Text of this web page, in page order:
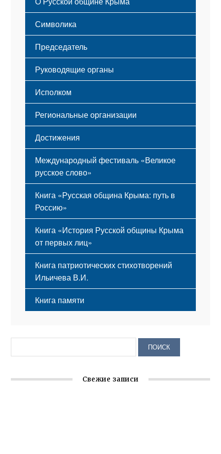
Этапы становления
Принципы деятельности
Структура
Мероприятия
Символика
Флаг
Герб
Гимн
Председатель
Руководящие органы
Исполком
Региональные организации
Достижения
Международный фестиваль «Великое
русское слово»
Книга «Русская община Крыма: путь в
Россию»
Книга «История Русской общины Крыма
от первых лиц»
Книга патриотических стихотворений
Ильичева В.И.
Книга памяти
Свежие записи